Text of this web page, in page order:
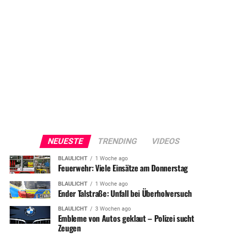
NEUESTE TRENDING VIDEOS
BLAULICHT 1 Woche ago
Feuerwehr: Viele Einsätze am Donnerstag
BLAULICHT 1 Woche ago
Ender Talstraße: Unfall bei Überholversuch
BLAULICHT 3 Wochen ago
Embleme von Autos geklaut – Polizei sucht
Zeugen